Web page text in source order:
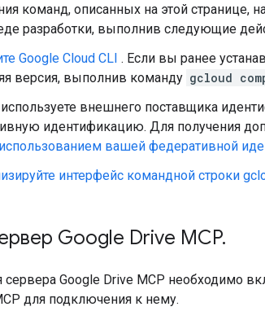
команд, описанных на этой странице,
разработки, выполнив следующие
Google Cloud CLI . Если вы ранее
версия, выполнив команду gcloud
внешнего поставщика
идентификацию. Для получения
вашей федеративной
интерфейс командной строки
Google Drive MCP.
сервера Google Drive MCP необходимо
для подключения к нему.